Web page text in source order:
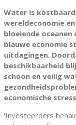
Water is
wereldeconomie
bloeiende
blauwe economie
uitdagingen.
beschikbaarheid
schoon en veilig
economische
'Investeerders